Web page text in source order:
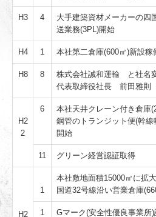
H3 4
大手建築資材メーカーの四
送業務(3PL)開始
H4 1 本社第二倉庫(600㎡)新設稼
H8 8
株式会社誠和運輸 と社名
代表取締役社長 前田雅
H2
2
6
本社天井クレーン付き倉庫
鋼管のトランジット便(幹
開始
11 グリーン経営認証取得
H2
1
本社敷地面積15000㎡に拡大
国道32号線沿い営業倉庫
1 Gマーク(安全性優良事業所